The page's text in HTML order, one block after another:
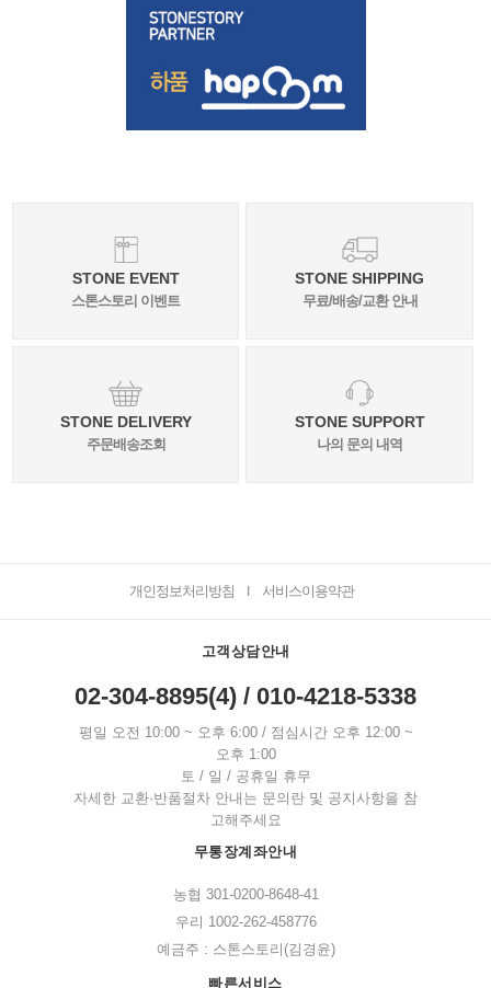
STONE EVENT
스톤스토리 이벤트
STONE SHIPPING
무료/배송/교환 안내
STONE DELIVERY
주문배송조회
STONE SUPPORT
나의 문의 내역
개인정보처리방침 서비스이용약관
고객상담안내
02-304-8895(4) / 010-4218-5338
평일 오전 10:00 ~ 오후 6:00 / 점심시간 오후 12:00 ~
오후 1:00
토 / 일 / 공휴일 휴무
자세한 교환·반품절차 안내는 문의란 및 공지사항을 참
고해주세요
무통장계좌안내
농협 301-0200-8648-41
우리 1002-262-458776
예금주 : 스톤스토리(김경윤)
빠른서비스